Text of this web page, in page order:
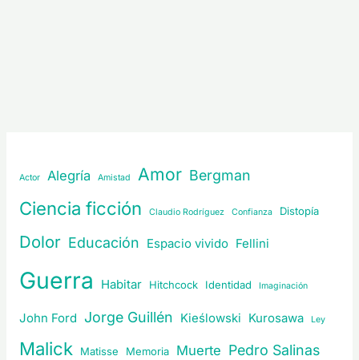
Actor Alegría Amistad Amor Bergman
Ciencia ficción Claudio Rodríguez Confianza Distopía
Dolor Educación Espacio vivido Fellini
Guerra Habitar Hitchcock Identidad Imaginación
John Ford Jorge Guillén Kieślowski Kurosawa Ley
Malick Matisse Memoria Muerte Pedro Salinas